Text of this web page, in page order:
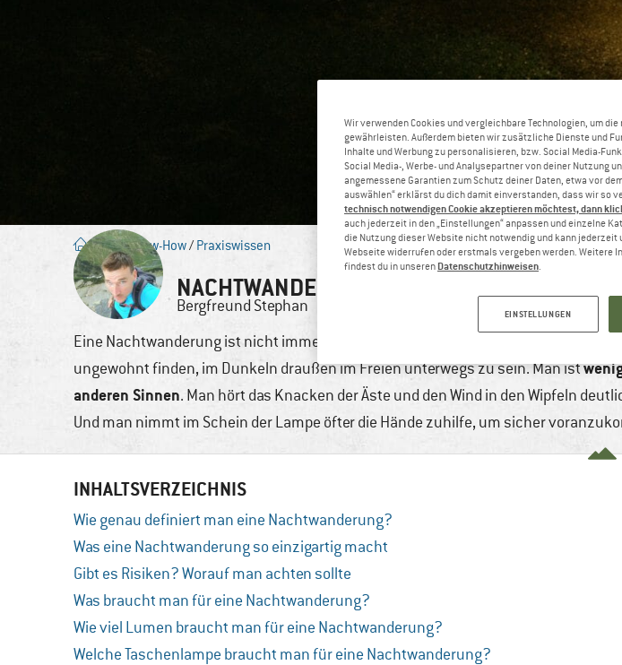
Blog/Know-How/ Praxiswissen
NACHTWANDERUNGEN: FAKTEN UND TIPPS
Bergfreund Stephan
Eine Nachtwanderung ist nicht immer spektakulär, aber immer besonders.
ungewohnt finden, im Dunkeln draußen im Freien unterwegs zu sein. Man ist
anderen Sinnen. Man hört das Knacken der Äste und den Wind in den Wipfeln
Und man nimmt im Schein der Lampe öfter die Hände zuhilfe, um sicher
INHALTSVERZEICHNIS
Wie genau definiert man eine Nachtwanderung?
Was eine Nachtwanderung so einzigartig macht
Gibt es Risiken? Worauf man achten sollte
Was braucht man für eine Nachtwanderung?
Wie viel Lumen braucht man für eine Nachtwanderung?
Welche Taschenlampe braucht man für eine Nachtwanderung?
Wir verwenden Cookies und vergleichbare Technologien, um
gewährleisten. Außerdem bieten wir zusätzliche Dienste und
Inhalte und Werbung zu personalisieren, bzw. Social Media-
Social Media-, Werbe- und Analysepartner von deiner Nutzung
angemessene Garantien zum Schutz deiner Daten, etwa vor
auswählen“ erklärst du dich damit einverstanden, dass wir so
technisch notwendigen Cookie akzeptieren möchtest, dann
auch jederzeit in den „Einstellungen“ anpassen und einzelne
die Nutzung dieser Website nicht notwendig und kann
Webseite widerrufen oder erstmals vergeben werden.
findest du in unseren Datenschutzhinweisen.
EINSTELLUNGEN